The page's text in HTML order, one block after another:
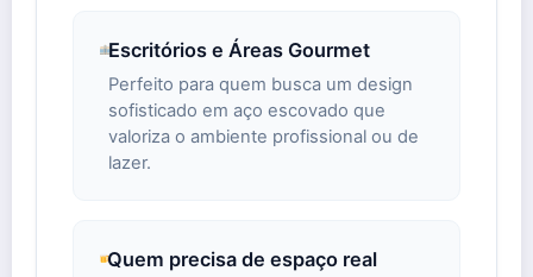
Escritórios e Áreas Gourmet
Perfeito para quem busca um design
sofisticado em aço escovado que
valoriza o ambiente profissional ou de
lazer.
Quem precisa de espaço real